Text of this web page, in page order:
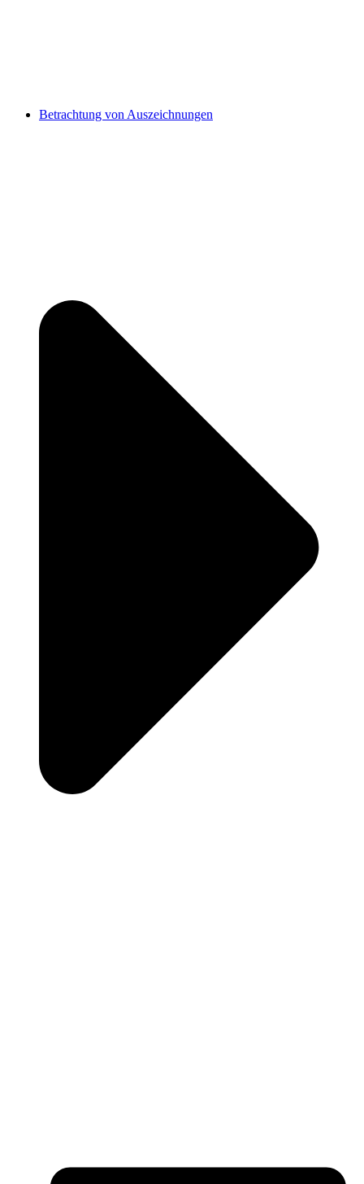
Betrachtung von Auszeichnungen